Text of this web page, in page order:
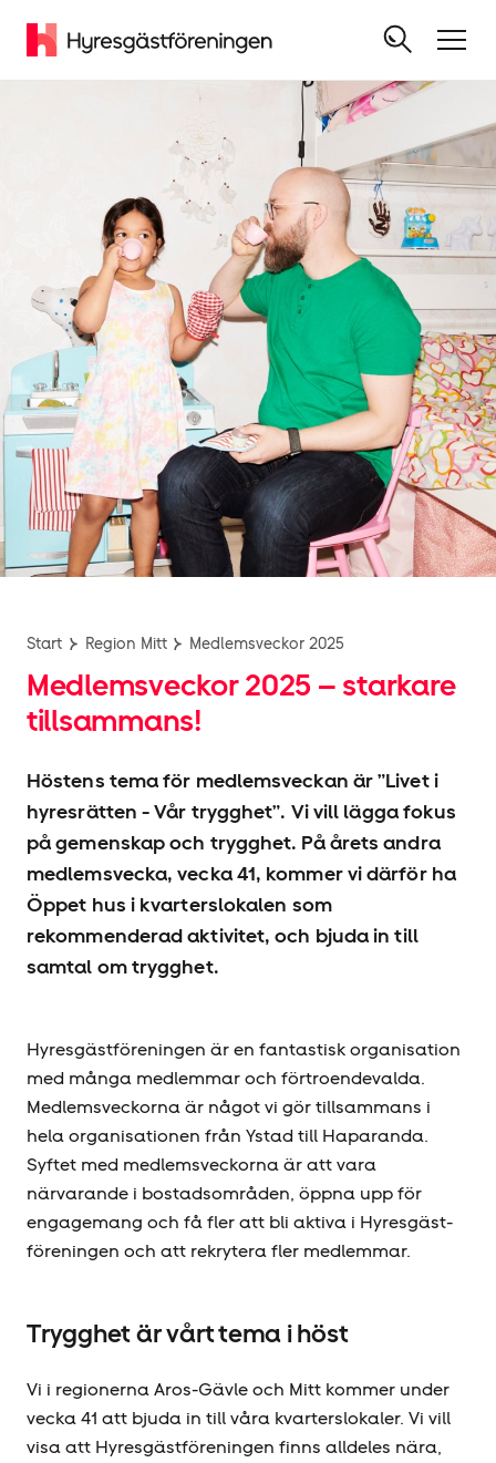
Start Region Mitt Medlemsveckor 2025
Medlemsveckor 2025 – starkare
tillsammans!
Höstens tema för medlemsveckan är ”Livet i
hyresrätten - Vår trygghet”. Vi vill lägga fokus
på gemenskap och trygghet. På årets andra
medlemsvecka, vecka 41, kommer vi därför ha
Öppet hus i kvarterslokalen som
rekommenderad aktivitet, och bjuda in till
samtal om trygghet.
Hyresgäst­föreningen är en fantastisk organisation
med många medlemmar och förtroendevalda.
Medlemsveckorna är något vi gör tillsammans i
hela organisationen från Ystad till Haparanda.
Syftet med medlemsveckorna är att vara
närvarande i bostadsområden, öppna upp för
engagemang och få fler att bli aktiva i Hyresgäst­
föreningen och att rekrytera fler medlemmar.
Trygghet är vårt tema i höst
Vi i regionerna Aros-Gävle och Mitt kommer under
vecka 41 att bjuda in till våra kvarterslokaler. Vi vill
visa att Hyresgäst­föreningen finns alldeles nära,